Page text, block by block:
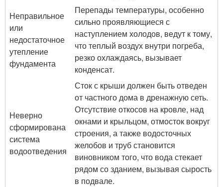
Неправильное
или
недостаточное
утепление
фундамента
Перепады температуры, особенно
сильно проявляющиеся с
наступлением холодов, ведут к тому,
что теплый воздух внутри погреба,
резко охлаждаясь, вызывает
конденсат.
Неверно
сформирована
система
водоотведения
Сток с крыши должен быть отведен
от частного дома в дренажную сеть.
Отсутствие откосов на кровле, над
окнами и крыльцом, отмосток вокруг
строения, а также водосточных
желобов и труб становится
виновником того, что вода стекает
рядом со зданием, вызывая сырость
в подвале.